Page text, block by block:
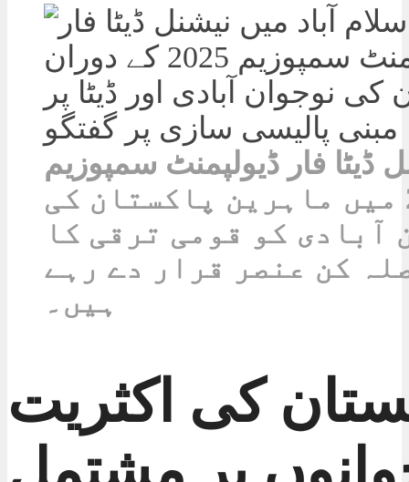
ڈیٹا فار ڈیولپمنٹ سمپوزیم
2025 میں ماہرین پاکستان کی
آبادی کو قومی ترقی کا
کن عنصر قرار دے رہے
ہیں۔
کی اکثریت